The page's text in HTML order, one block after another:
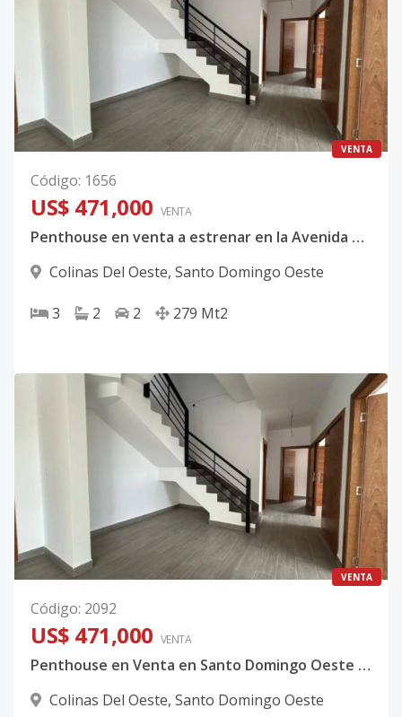
VENTA
Código: 1656
US$ 471,000 VENTA
Penthouse en venta a estrenar en la Avenida Prolongación 27 de Febrero
Colinas Del Oeste, Santo Domingo Oeste
3 2 2 279 Mt2
VENTA
Código: 2092
US$ 471,000 VENTA
Penthouse en Venta en Santo Domingo Oeste | 279 m² | 3 Habitaciones | Piso 14 | US$471,000
Colinas Del Oeste, Santo Domingo Oeste